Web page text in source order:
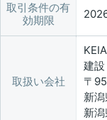
取引条件の有
効期限
取扱い会社
建設
〒
新
新